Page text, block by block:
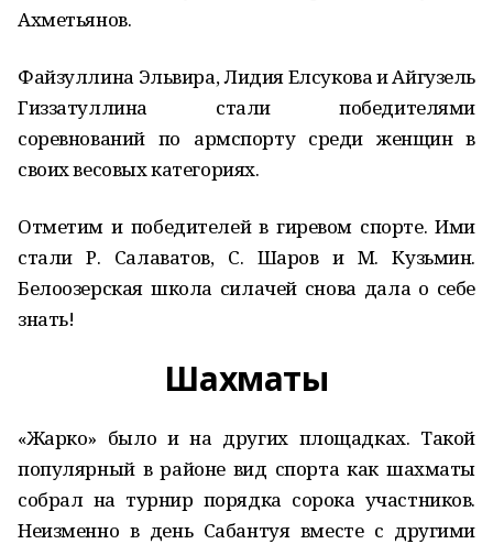
Ахметьянов.
Файзуллина Эльвира, Лидия Елсукова и Айгузель
Гиззатуллина стали победителями
соревнований по армспорту среди женщин в
своих весовых категориях.
Отметим и победителей в гиревом спорте. Ими
стали Р. Салаватов, С. Шаров и М. Кузьмин.
Белоозерская школа силачей снова дала о себе
знать!
Шахматы
«Жарко» было и на других площадках. Такой
популярный в районе вид спорта как шахматы
собрал на турнир порядка сорока участников.
Неизменно в день Сабантуя вместе с другими